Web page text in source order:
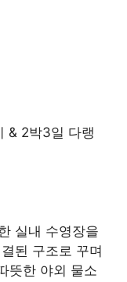
실내 수영장을
된 구조로 꾸며
뜻한 야외 물소